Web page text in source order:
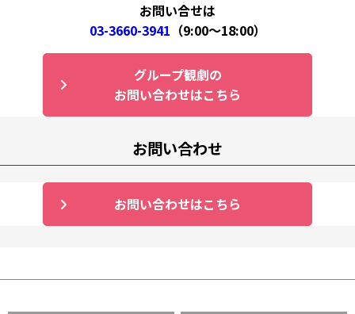
お問い合せは
03-3660-3941 （9:00～18:00）
グループ観劇の
お問い合わせはこちら
お問い合わせ
お問い合わせはこちら